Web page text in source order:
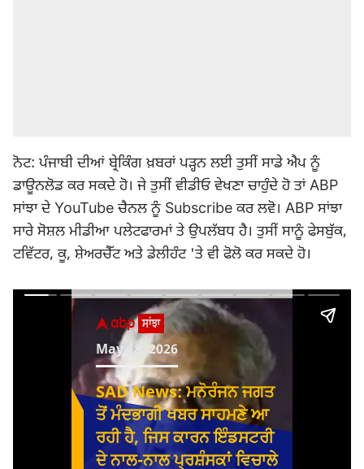
ਨੋਟ: ਪੰਜਾਬੀ ਦੀਆਂ ਬ੍ਰੇਕਿੰਗ ਖ਼ਬਰਾਂ ਪੜ੍ਹਨ ਲਈ ਤੁਸੀਂ ਸਾਡੇ ਐਪ ਨੂੰ
ਡਾਊਨਲੋਡ ਕਰ ਸਕਦੇ ਹੋ। ਜੇ ਤੁਸੀਂ ਵੀਡੀਓ ਵੇਖਣਾ ਚਾਹੁੰਦੇ ਹੋ ਤਾਂ ABP
ਸਾਂਝਾ ਦੇ YouTube ਚੈਨਲ ਨੂੰ Subscribe ਕਰ ਲਵੋ। ABP ਸਾਂਝਾ
ਸਾਰੇ ਸੋਸ਼ਲ ਮੀਡੀਆ ਪਲੇਟਫਾਰਮਾਂ ਤੇ ਉਪਲੱਬਧ ਹੈ। ਤੁਸੀਂ ਸਾਨੂੰ ਫੇਸਬੁੱਕ,
ਟਵਿੱਟਰ, ਕੂ, ਸ਼ੇਅਰਚੈੱਟ ਅਤੇ ਡੇਲੀਹੰਟ 'ਤੇ ਵੀ ਫੋਲੋ ਕਰ ਸਕਦੇ ਹੋ।